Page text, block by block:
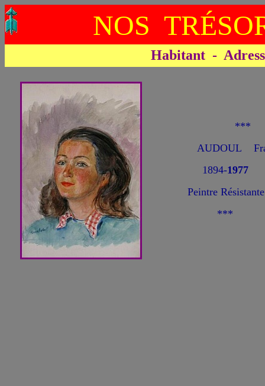
NOS
Habitant -
***
AUDOUL
1894-1977
Peintre Résistante
***